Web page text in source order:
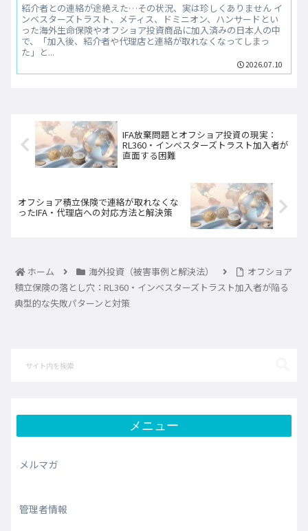
紹介者との連絡が途絶えた…その状況、実は珍しくありません イ
ンベスターズトラスト、メティス、ドミニオン、ハンサードとい
った海外生命保険やオフショア投資商品に加入済みの日本人の中
で、「加入後、紹介者や代理店と連絡が取れなくなってしまっ
た」と...
2026.07.10
IFA放棄問題とオフショア投資の現実：
RL360・インベスターズトラスト加入者が
直面する困難
オフショア積立保険で連絡が取れなくな
ったIFA・代理店への対応方法と解決策
ホーム 海外投資（被害事例と解決法）
オフショア
積立保険の落とし穴：RL360・インベスターズトラスト加入者が陥る
典型的な失敗パターンと対策
メニュー
メルマガ
管理者情報